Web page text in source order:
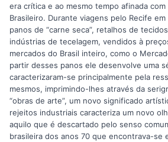
era crítica e ao mesmo tempo afinada
Brasileiro. Durante viagens pelo Recife
panos de “carne seca”, retalhos de
indústrias de tecelagem, vendidos à
mercados do Brasil inteiro, como o
partir desses panos ele desenvolve uma
caracterizaram-se principalmente pela
mesmos, imprimindo-lhes através da
“obras de arte”, um novo significado
rejeitos industriais caracteriza um novo
aquilo que é descartado pelo senso
brasileira dos anos 70 que encontrava-se